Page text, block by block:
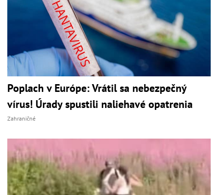
Poplach v Európe: Vrátil sa nebezpečný
vírus! Úrady spustili naliehavé opatrenia
Zahraničné